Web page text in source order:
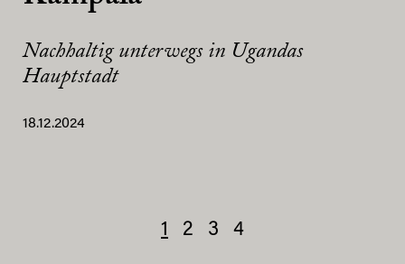
Nachhaltig unterwegs in Ugandas
Hauptstadt
18.12.2024
1 2 3 4